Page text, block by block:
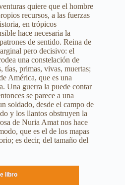
quiere que el hombre
recursos, a las fuerzas
en trópicos
hace necesaria la
de sentido. Reina de
pero decisivo: el
una constelación de
tías, primas, vivas, muertas;
América, que es una
Una guerra la puede contar
se parece a una
soldado, desde el campo de
y los llantos obstruyen la
de Nuria Amat nos hace
que es el de los mapas
es decir, del tamaño del
libro